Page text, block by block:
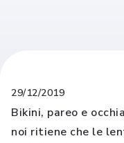
29/12/2019
Bikini, pareo e
noi ritiene che le